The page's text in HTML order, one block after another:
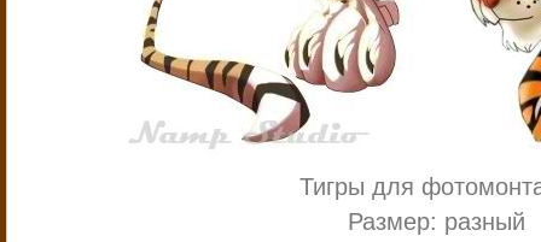
Тигры для
Размер: разный